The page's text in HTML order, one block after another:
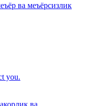
ва меъёрсизлик
you.